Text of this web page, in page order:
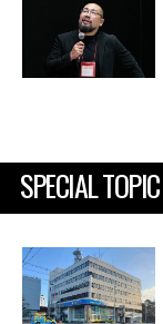
SPECIAL TOPIC